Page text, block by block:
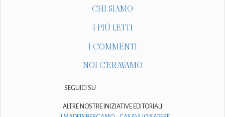
CHI SIAMO
I PIÙ LETTI
I COMMENTI
NOI C'ERAVAMO
SEGUICI SU
ALTRE NOSTRE INIZIATIVE EDITORIALI